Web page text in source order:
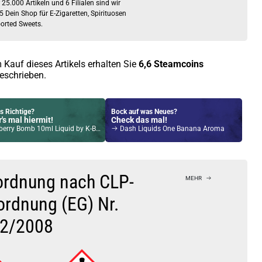
25.000 Artikeln und 6 Filialen sind wir
Dein Shop für E-Zigaretten, Spirituosen
Sweets.
Kauf dieses Artikels erhalten Sie 6,6 Steamcoins
Richtige?
mal hiermit!
Bomb 10ml Liquid by K-Boom 10ml / 3mg
Bock auf was Neues?
Check das mal!
Dash Liquids One Banana Aroma
nach CLP-
(EG) Nr.
2008
MEHR